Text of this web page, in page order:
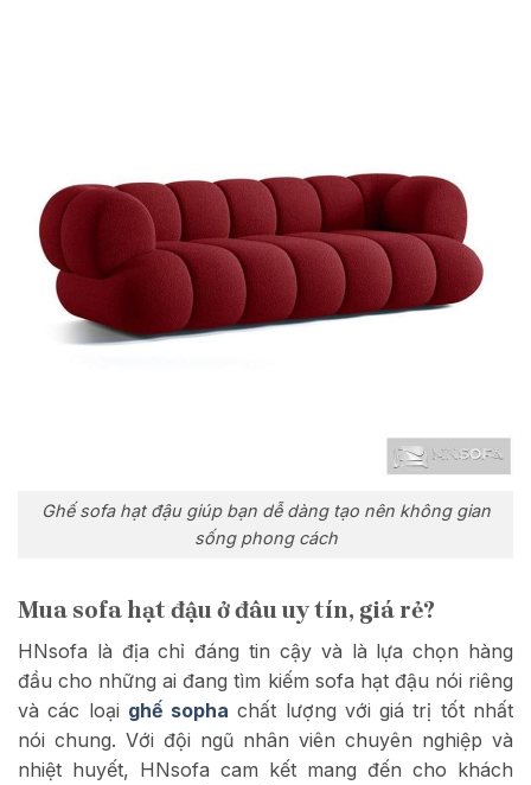
Ghế sofa hạt đậu giúp bạn dễ dàng tạo nên không gian
sống phong cách
Mua sofa hạt đậu ở đâu uy tín, giá rẻ?
HNsofa là địa chỉ đáng tin cậy và là lựa chọn hàng
đầu cho những ai đang tìm kiếm sofa hạt đậu nói riêng
và các loại ghế sopha chất lượng với giá trị tốt nhất
nói chung. Với đội ngũ nhân viên chuyên nghiệp và
nhiệt huyết, HNsofa cam kết mang đến cho khách